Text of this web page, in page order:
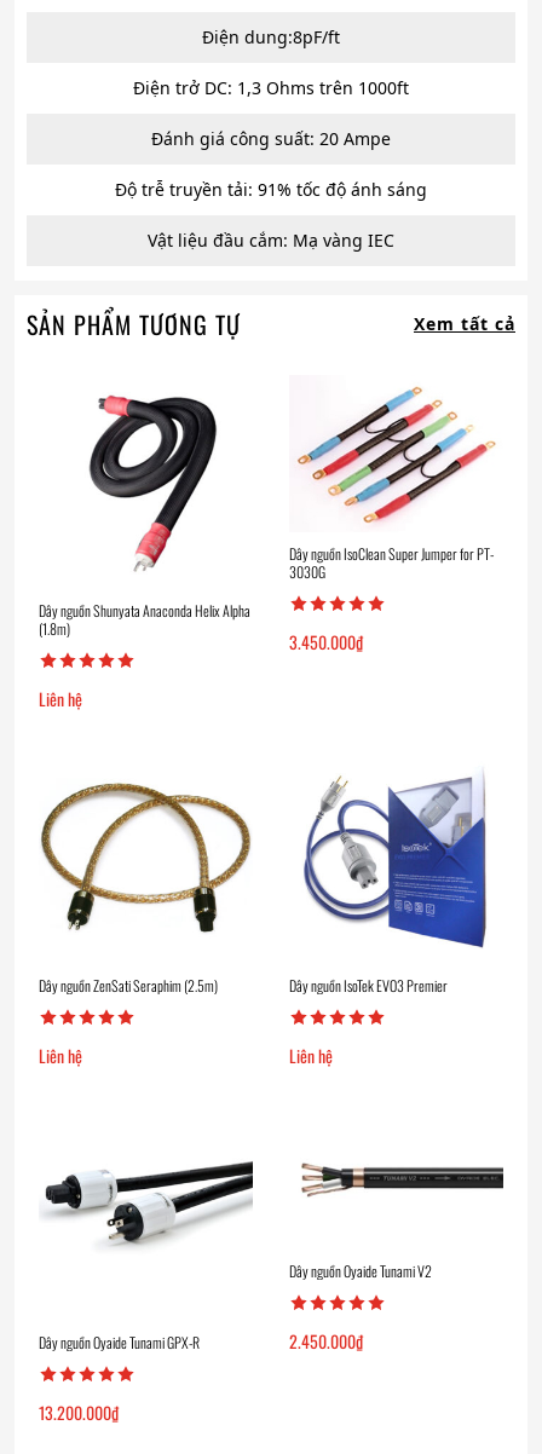
Điện dung:8pF/ft
Điện trở DC: 1,3 Ohms trên 1000ft
Đánh giá công suất: 20 Ampe
Độ trễ truyền tải: 91% tốc độ ánh sáng
Vật liệu đầu cắm: Mạ vàng IEC
SẢN PHẨM TƯƠNG TỰ Xem tất cả
Dây nguồn Shunyata Anaconda Helix Alpha
(1.8m)
Liên hệ
Dây nguồn IsoClean Super Jumper for PT-
3030G
3.450.000₫
Dây nguồn ZenSati Seraphim (2.5m)
Liên hệ
Dây nguồn IsoTek EVO3 Premier
Liên hệ
Dây nguồn Oyaide Tunami GPX-R
13.200.000₫
Dây nguồn Oyaide Tunami V2
2.450.000₫